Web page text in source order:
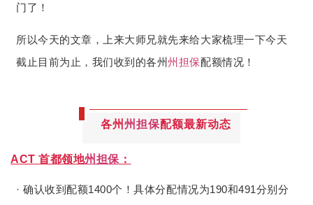
门了！
所以今天的文章，上来大师兄就先来给大家梳理一下今天
截止目前为止，我们收到的各州州担保配额情况！
各州 州担保配额最新动态
ACT 首都领地州担保 ：
· 确认收到配额1400个！具体分配情况为190和491分别分